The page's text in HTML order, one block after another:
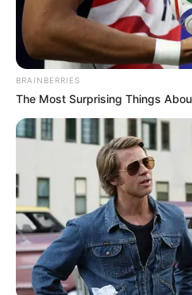
BRAINBERRIES
The Most Surprising Things